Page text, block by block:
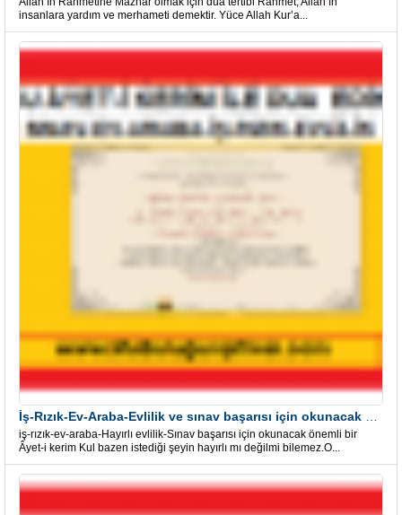
insanlara yardım ve merhameti demektir. Yüce Allah Kur’a...
iş-rızık-ev-araba-Hayırlı evlilik-Sınav başarısı için okunacak önemli bir
Âyet-i kerim Kul bazen istediği şeyin hayırlı mı değilmi bilemez.O...